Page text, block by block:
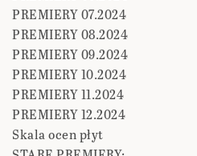
PREMIERY 07.2024
PREMIERY 08.2024
PREMIERY 09.2024
PREMIERY 10.2024
PREMIERY 11.2024
PREMIERY 12.2024
Skala ocen płyt